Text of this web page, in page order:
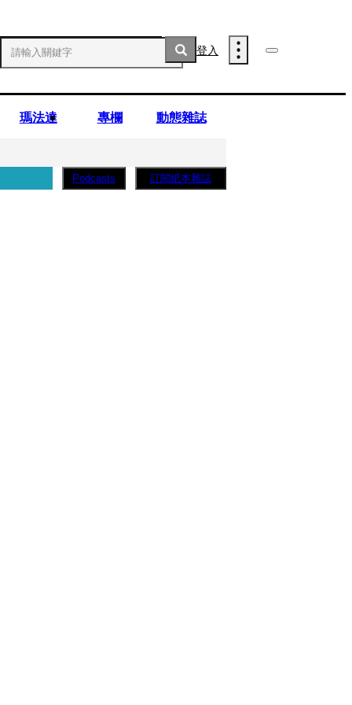
登入
瑪法達 專欄 動態雜誌
Podcasts 訂閱紙本雜誌